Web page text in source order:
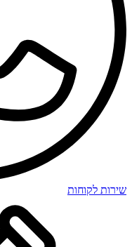
שירות לקוחות